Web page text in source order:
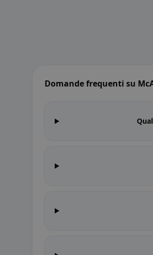
Domande frequenti su